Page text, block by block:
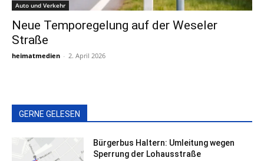
Auto und Verkehr
Neue Temporegelung auf der Weseler
Straße
heimatmedien - 2. April 2026
GERNE GELESEN
Bürgerbus Haltern: Umleitung wegen
Sperrung der Lohausstraße